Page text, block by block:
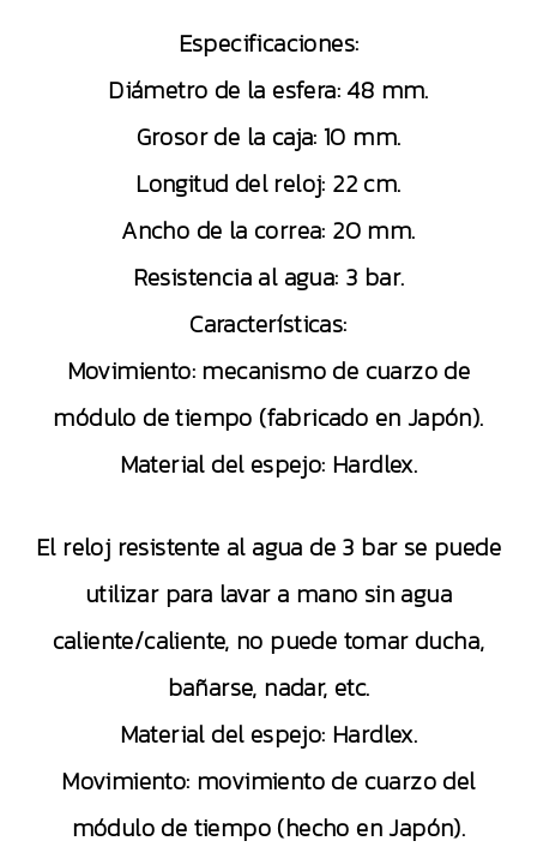
Especificaciones:
Diámetro de la esfera: 48 mm.
Grosor de la caja: 10 mm.
Longitud del reloj: 22 cm.
Ancho de la correa: 20 mm.
Resistencia al agua: 3 bar.
Características:
Movimiento: mecanismo de cuarzo de
módulo de tiempo (fabricado en Japón).
Material del espejo: Hardlex.
El reloj resistente al agua de 3 bar se puede
utilizar para lavar a mano sin agua
caliente/caliente, no puede tomar ducha,
bañarse, nadar, etc.
Material del espejo: Hardlex.
Movimiento: movimiento de cuarzo del
módulo de tiempo (hecho en Japón).